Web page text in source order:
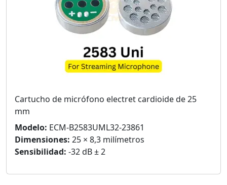
Cartucho de micrófono electret cardioide de 25
mm
Modelo: ECM-B2583UML32-23861
Dimensiones: 25 × 8,3 milímetros
Sensibilidad: -32 dB ± 2